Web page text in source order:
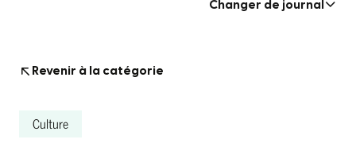
Changer de journal
Revenir à la catégorie
Culture